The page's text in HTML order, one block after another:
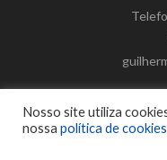
Nosso site utiliza
nossa política de